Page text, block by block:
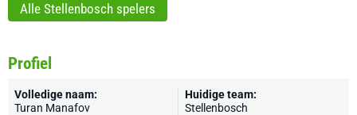
Alle Stellenbosch spelers
Profiel
Volledige naam:
Turan Manafov
Huidige team:
Stellenbosch